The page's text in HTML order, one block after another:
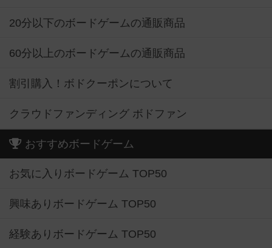
20分以下のボードゲームの通販商品
60分以上のボードゲームの通販商品
割引購入！ボドクーポンについて
クラウドファンディング ボドファン
おすすめボードゲーム
お気に入りボードゲーム TOP50
興味ありボードゲーム TOP50
経験ありボードゲーム TOP50